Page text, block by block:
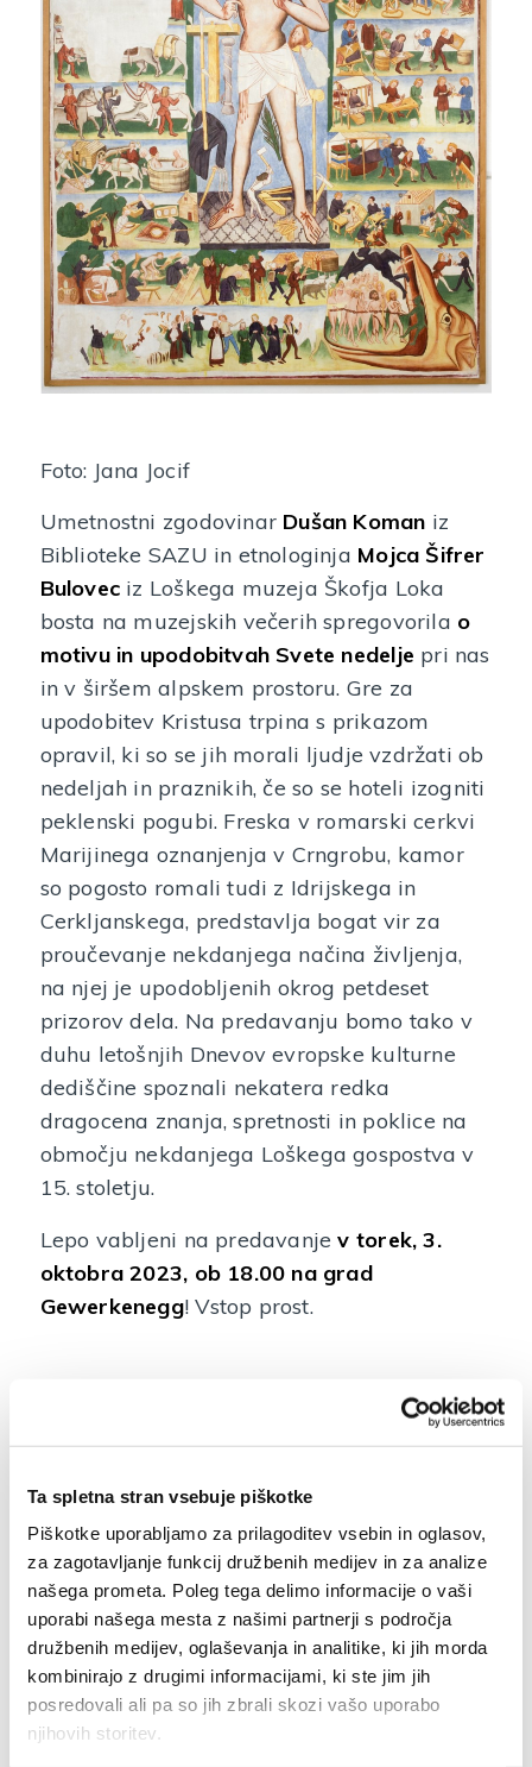
Ta spletna stran vsebuje piškotke
Piškotke uporabljamo za prilagoditev vsebin in oglasov,
za zagotavljanje funkcij družbenih medijev in za analize
našega prometa. Poleg tega delimo informacije o vaši
uporabi našega mesta z našimi partnerji s področja
družbenih medijev, oglaševanja in analitike, ki jih morda
kombinirajo z drugimi informacijami, ki ste jim jih
posredovali ali pa so jih zbrali skozi vašo uporabo
njihovih storitev.
Foto: Jana Jocif
Umetnostni zgodovinar Dušan Koman iz
Biblioteke SAZU in etnologinja Mojca Šifrer
Bulovec iz Loškega muzeja Škofja Loka
bosta na muzejskih večerih spregovorila o
motivu in upodobitvah Svete nedelje pri nas
in v širšem alpskem prostoru. Gre za
upodobitev Kristusa trpina s prikazom
opravil, ki so se jih morali ljudje vzdržati ob
nedeljah in praznikih, če so se hoteli izogniti
peklenski pogubi. Freska v romarski cerkvi
Marijinega oznanjenja v Crngrobu, kamor
so pogosto romali tudi z Idrijskega in
Cerkljanskega, predstavlja bogat vir za
proučevanje nekdanjega načina življenja,
na njej je upodobljenih okrog petdeset
prizorov dela. Na predavanju bomo tako v
duhu letošnjih Dnevov evropske kulturne
dediščine spoznali nekatera redka
dragocena znanja, spretnosti in poklice na
območju nekdanjega Loškega gospostva v
15. stoletju.
Lepo vabljeni na predavanjev torek, 3.
oktobra 2023, ob 18.00 na grad
Gewerkenegg! Vstop prost.
Vabilo
NAZAJ NA SEZNAM DOGODKOV